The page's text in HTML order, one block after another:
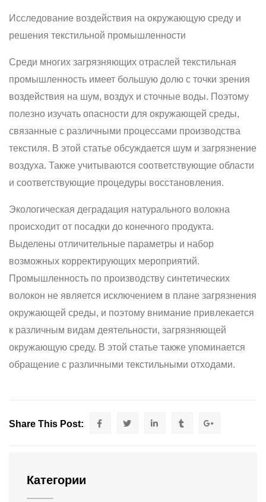
Исследование воздействия на окружающую среду и
решения текстильной промышленности
Среди многих загрязняющих отраслей текстильная
промышленность имеет большую долю с точки зрения
воздействия на шум, воздух и сточные воды. Поэтому
полезно изучать опасности для окружающей среды,
связанные с различными процессами производства
текстиля. В этой статье обсуждается шум и загрязнение
воздуха. Также учитываются соответствующие области
и соответствующие процедуры восстановления.
Экологическая деградация натурального волокна
происходит от посадки до конечного продукта.
Выделены отличительные параметры и набор
возможных корректирующих мероприятий.
Промышленность по производству синтетических
волокон не является исключением в плане загрязнения
окружающей среды, и поэтому внимание привлекается
к различным видам деятельности, загрязняющей
окружающую среду. В этой статье также упоминается
обращение с различными текстильными отходами.
Share This Post:
Категории